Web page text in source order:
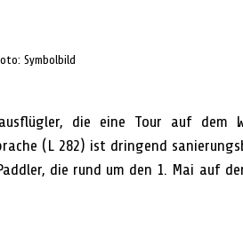
Symbolbild
die eine Tour auf dem
(L 282) ist dringend
die rund um den 1. Mai auf